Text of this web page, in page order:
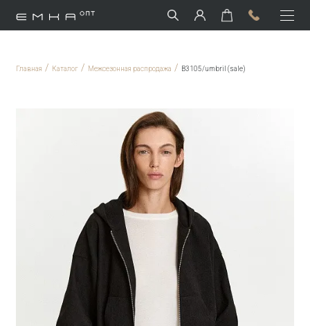
Главная / Каталог / Межсезонная распродажа / B3105/umbril (sale)